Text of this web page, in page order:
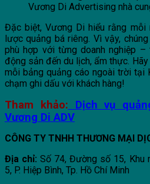
Vương Di Advertising nhà
Đặc biệt, Vương Di hiểu rằng mỗi
lược quảng bá riêng. Vì vậy,
phù hợp với từng doanh nghiệp
động sản đến du lịch, ẩm thực.
mỗi bảng quảng cáo ngoài trời tại
chạm ghi dấu với khách hàng!
Tham khảo: Dịch vụ
Vương Di ADV
CÔNG TY TNHH THƯƠNG MẠI
Địa chỉ: Số 74, Đường số 15, Khu
5, P. Hiệp Bình, Tp. Hồ Chí Minh